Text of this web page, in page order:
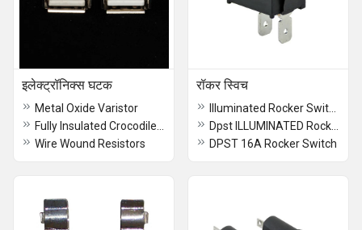
इलेक्ट्रॉनिक्स घटक
Metal Oxide Varistor
Wire Wound Resistors
रॉकर स्विच
DPST 16A Rocker Switch